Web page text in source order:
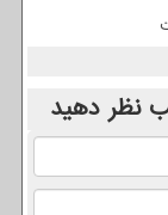
نظر دهید